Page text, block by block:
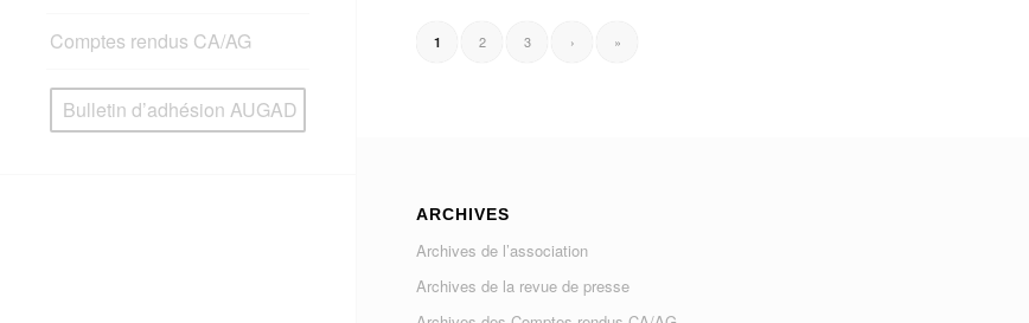
Comptes rendus CA/AG
Bulletin d’adhésion AUGAD
1 2 3 › »
ARCHIVES
Archives de l’association
Archives de la revue de presse